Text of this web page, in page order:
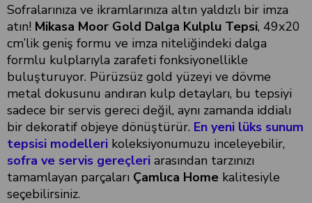
Sofralarınıza ve ikramlarınıza altın yaldızlı bir imza
atın! Mikasa Moor Gold Dalga Kulplu Tepsi, 49x20
cm’lik geniş formu ve imza niteliğindeki dalga
formlu kulplarıyla zarafeti fonksiyonellikle
buluşturuyor. Pürüzsüz gold yüzeyi ve dövme
metal dokusunu andıran kulp detayları, bu tepsiyi
sadece bir servis gereci değil, aynı zamanda iddialı
bir dekoratif objeye dönüştürür. En yeni lüks sunum
tepsisi modelleri koleksiyonumuzu inceleyebilir,
sofra ve servis gereçleri arasından tarzınızı
tamamlayan parçaları Çamlıca Home kalitesiyle
seçebilirsiniz.